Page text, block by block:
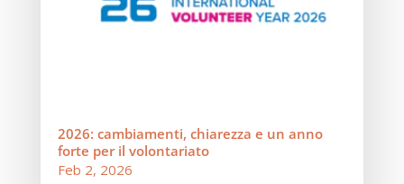
2026: cambiamenti, chiarezza e un anno
forte per il volontariato
Feb 2, 2026